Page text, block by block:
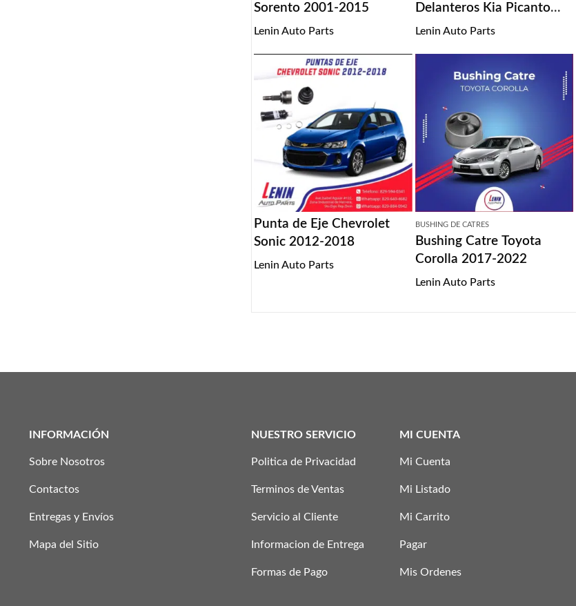
Sorento 2001-2015
Lenin Auto Parts
Delanteros Kia Picanto
2011-2017
Lenin Auto Parts
Punta de Eje Chevrolet
Sonic 2012-2018
Lenin Auto Parts
BUSHING DE CATRES
Bushing Catre Toyota
Corolla 2017-2022
Lenin Auto Parts
INFORMACIÓN
Sobre Nosotros
Contactos
Entregas y Envíos
Mapa del Sitio
NUESTRO SERVICIO
Politica de Privacidad
Terminos de Ventas
Servicio al Cliente
Informacion de Entrega
Formas de Pago
MI CUENTA
Mi Cuenta
Mi Listado
Mi Carrito
Pagar
Mis Ordenes